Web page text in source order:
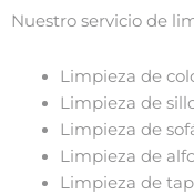
Nuestro servicio de
Limpieza de
Limpieza de
Limpieza de
Limpieza de
Limpieza de